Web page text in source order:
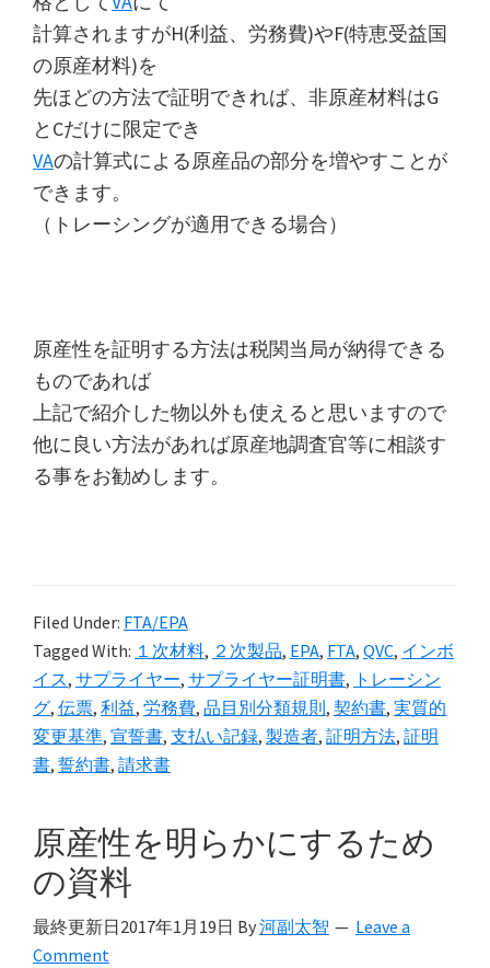
計算されますがH(利益、労務費)やF(特恵受益国
の原産材料)を
先ほどの方法で証明できれば、非原産材料はG
とCだけに限定でき
VAの計算式による原産品の部分を増やすことが
できます。
（トレーシングが適用できる場合）
原産性を証明する方法は税関当局が納得できる
ものであれば
上記で紹介した物以外も使えると思いますので
他に良い方法があれば原産地調査官等に相談す
る事をお勧めします。
Filed Under: FTA/EPA
Tagged With: １次材料, ２次製品, EPA, FTA, QVC, インボ
イス, サプライヤー, サプライヤー証明書, トレーシン
グ, 伝票, 利益, 労務費, 品目別分類規則, 契約書, 実質的
変更基準, 宣誓書, 支払い記録, 製造者, 証明方法, 証明
書, 誓約書, 請求書
原産性を明らかにするため
の資料
最終更新日2017年1月19日 By河副太智
Leave a
Comment